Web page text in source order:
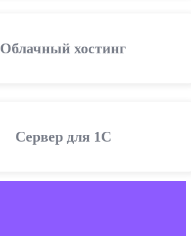
Облачный хостинг
Cервер для 1С